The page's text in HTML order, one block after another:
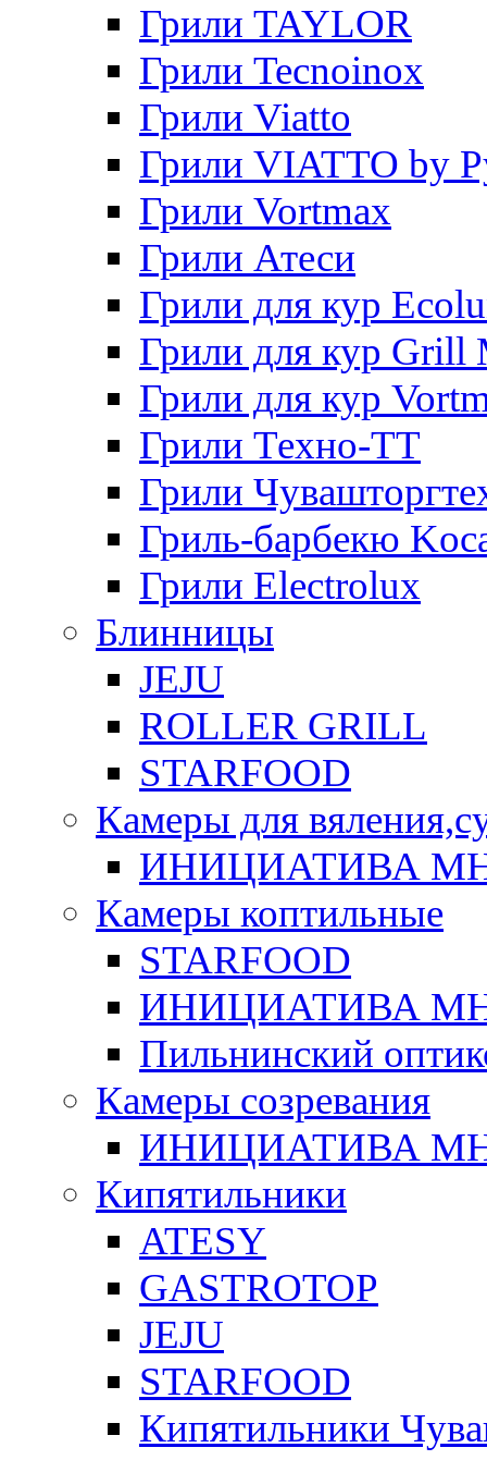
Грили TAYLOR
Грили Tecnoinox
Грили Viatto
Грили VIATTO by
Грили Vortmax
Грили Атеси
Грили для кур
Грили для кур Grill
Грили для кур
Грили Техно-ТТ
Грили
Гриль-барбекю
Грили Electrolux
Блинницы
JEJU
ROLLER GRILL
STARFOOD
Камеры для
ИНИЦИАТИВА
Камеры коптильные
STARFOOD
ИНИЦИАТИВА
Пильнинский
Камеры созревания
ИНИЦИАТИВА
Кипятильники
ATESY
GASTROTOP
JEJU
STARFOOD
Кипятильники